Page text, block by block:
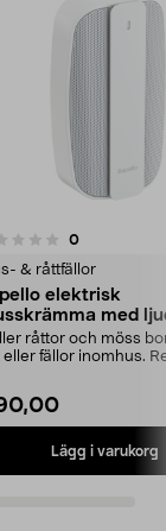
0recensioner
& råttfällor
elektrisk
med
råttor och möss
eller fällor inomhus.
Lägg i varukorg
3.5 av 5 stjärnor